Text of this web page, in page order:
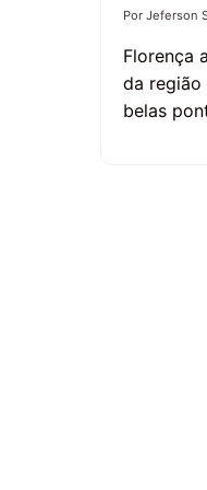
Por Jeferson
Florença
da região
belas